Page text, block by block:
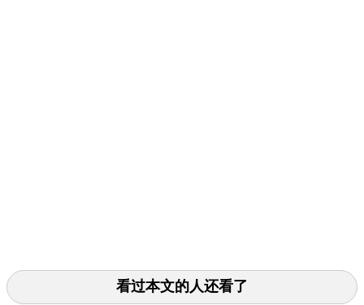
术大学之一，在2022QS世界大学排名中位列第142位，
为意大利培养了大批杰出的工程师、建筑师和设计
看过本文的人还看了